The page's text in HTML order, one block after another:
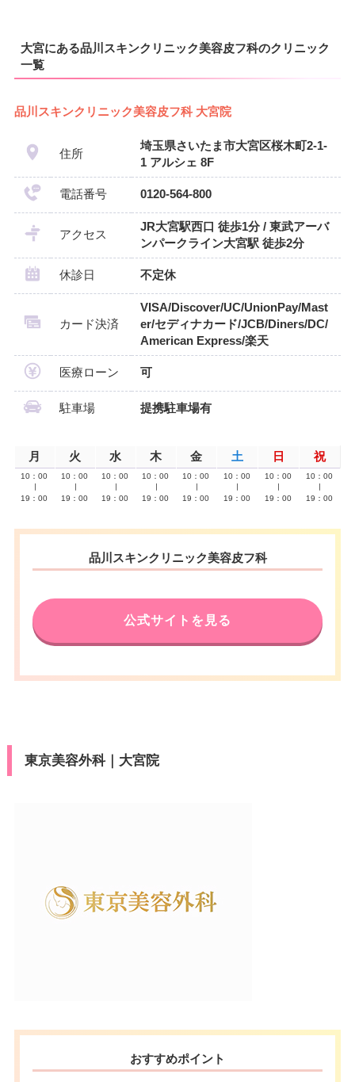
大宮にある品川スキンクリニック美容皮フ科のクリニック
一覧
品川スキンクリニック美容皮フ科 大宮院
住所
埼玉県さいたま市大宮区桜木町2-1-
1 アルシェ 8F
電話番号 0120-564-800
アクセス
JR大宮駅西口 徒歩1分 / 東武アーバ
ンパークライン大宮駅 徒歩2分
休診日 不定休
カード決済
VISA/Discover/UC/UnionPay/Mast
er/セディナカード/JCB/Diners/DC/
American Express/楽天
医療ローン 可
駐車場 提携駐車場有
月 火 水 木 金 土 日 祝
10：00
19：00
10：00
19：00
10：00
19：00
10：00
19：00
10：00
19：00
10：00
19：00
10：00
19：00
10：00
19：00
品川スキンクリニック美容皮フ科
公式サイトを見る
東京美容外科｜大宮院
おすすめポイント